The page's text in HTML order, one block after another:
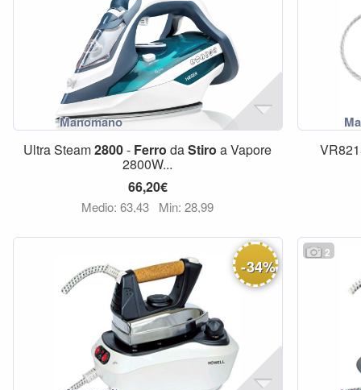
Ultra Steam2800- Ferro daStiro a Vapore
2800W...
66,20€
Medio: 63,43 Min: 28,99
-34%
2